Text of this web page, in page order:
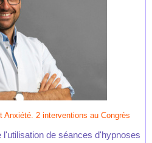
Anxiété. 2 interventions au Congrès
de séances d'hypnoses